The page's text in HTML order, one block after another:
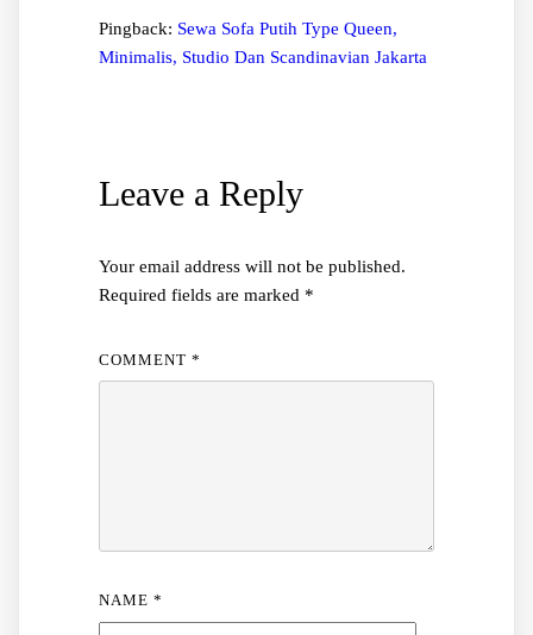
Pingback: Sewa Sofa Putih Type Queen,
Minimalis, Studio Dan Scandinavian Jakarta
Leave a Reply
Your email address will not be published.
Required fields are marked *
COMMENT *
NAME *